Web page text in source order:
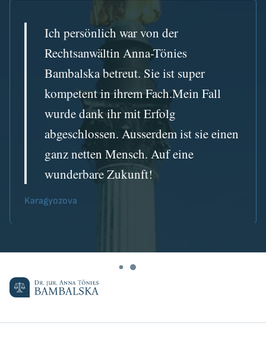
Ich persönlich war von der
Rechtsanwältin Anna-Tönies
Bambalska betreut. Sie ist super
kompetent in ihrem Fach.Mein Fall
wurde dank ihr mit Erfolg
abgeschlossen. Ausserdem ist sie einen
ganz netten Mensch. Auf eine
wunderbare Zukunft!
Karagyozova